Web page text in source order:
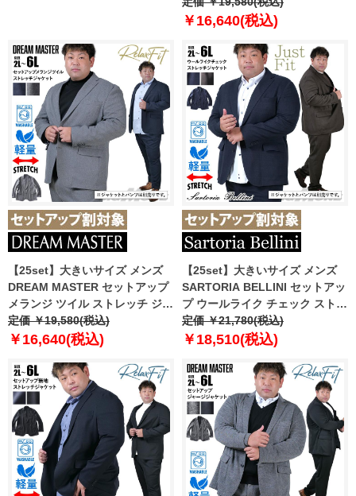
ォッシャブル イージーケア ライ
￥16,640(税込)
【25set】大きいサイズ メンズ
DREAM MASTER セットアップ
メランジ ツイル ストレッチ ジャ
ケット リラックスフィット 軽量
ウォッシャブル イージーケア ラ
定価 ￥19,580(税込)
￥16,640(税込)
【25set】大きいサイズ メンズ
SARTORIA BELLINI セットアッ
プ ウールライク チェック ストレ
ッチ ジャケット ジャストフィッ
ト 軽量 ウォッシャブル イージー
定価 ￥21,780(税込)
￥18,510(税込)